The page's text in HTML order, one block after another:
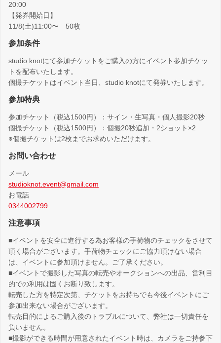
20:00
【発券開始日】
11/8(土)11:00〜 50枚
参加条件
studio knotにて参加チケットをご購入の方にイベント参加チケッ
トを配布いたします。
個撮チケットはイベント当日、studio knotにて発券いたします。
参加特典
参加チケット（税込1500円）：サイン・生写真・個人撮影20秒
個撮チケット（税込1500円）：個撮20秒追加・2ショット×2
※個撮チケットは2枚までお求めいただけます。
お問い合わせ
メール
studioknot.event@gmail.com
お電話
0344002799
注意事項
■イベントを安全に進行する為お客様の手荷物のチェックをさせて
頂く場合がございます。手荷物チェックにご協力頂けない場合
は、イベントに参加頂けません。ご了承ください。
■イベントで撮影した写真の転売やオークションへの出品、営利目
的での利用は固くお断り致します。
転売した方を特定次第、チケットをお持ちでも今後イベントにご
参加出来ない場合がございます。
転売目的によるご購入後のトラブルについて、弊社は一切責任を
負いません。
■撮影ができる時間が用意されたイベント時は、カメラをご持参下